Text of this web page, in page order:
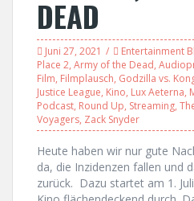
DEAD
Juni 27, 2021 Entertainment
Place 2, Army of the Dead,
Film, Filmplausch, Godzilla vs.
Justice League, Kino, Lux Aeterna,
Podcast, Round Up, Streaming,
Voyagers, Zack Snyder
Heute haben wir nur gute
da, die Inzidenzen fallen und
zurück. Dazu startet am 1.